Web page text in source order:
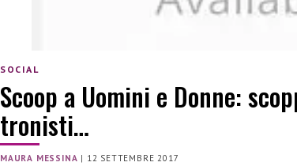
SOCIAL
Scoop a Uomini e Donne:
tronisti…
MAURA MESSINA | 12 SETTEMBRE 2017